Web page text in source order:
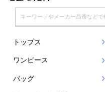
トップス
ワンピース
バッグ